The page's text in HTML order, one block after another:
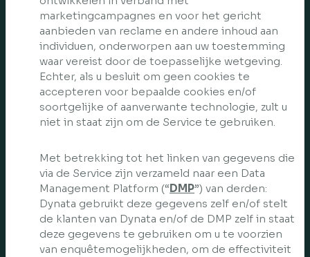
marketingcampagnes en voor het gericht
aanbieden van reclame en andere inhoud aan
individuen, onderworpen aan uw toestemming
waar vereist door de toepasselijke wetgeving.
Echter, als u besluit om geen cookies te
accepteren voor bepaalde cookies en/of
soortgelijke of aanverwante technologie, zult u
niet in staat zijn om de Service te gebruiken.
Met betrekking tot het linken van gegevens die
via de Service zijn verzameld naar een Data
Management Platform (“DMP”) van derden:
Dynata gebruikt deze gegevens zelf en/of stelt
de klanten van Dynata en/of de DMP zelf in staat
deze gegevens te gebruiken om u te voorzien
van enquêtemogelijkheden, om de effectiviteit